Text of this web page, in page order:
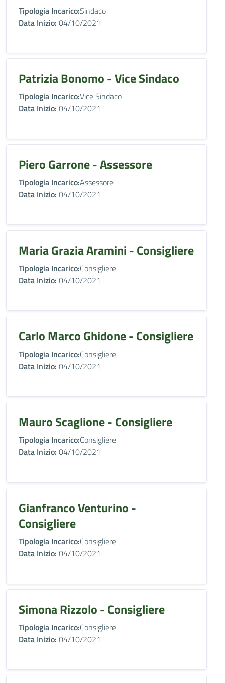
Tipologia Incarico:Sindaco
Data Inizio: 04/10/2021
Patrizia Bonomo - Vice Sindaco
Tipologia Incarico:Vice Sindaco
Data Inizio: 04/10/2021
Piero Garrone - Assessore
Tipologia Incarico:Assessore
Data Inizio: 04/10/2021
Maria Grazia Aramini - Consigliere
Tipologia Incarico:Consigliere
Data Inizio: 04/10/2021
Carlo Marco Ghidone - Consigliere
Tipologia Incarico:Consigliere
Data Inizio: 04/10/2021
Mauro Scaglione - Consigliere
Tipologia Incarico:Consigliere
Data Inizio: 04/10/2021
Gianfranco Venturino -
Consigliere
Tipologia Incarico:Consigliere
Data Inizio: 04/10/2021
Simona Rizzolo - Consigliere
Tipologia Incarico:Consigliere
Data Inizio: 04/10/2021